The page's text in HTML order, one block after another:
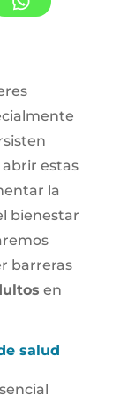
estas
la
bienestar
barreras
en
salud